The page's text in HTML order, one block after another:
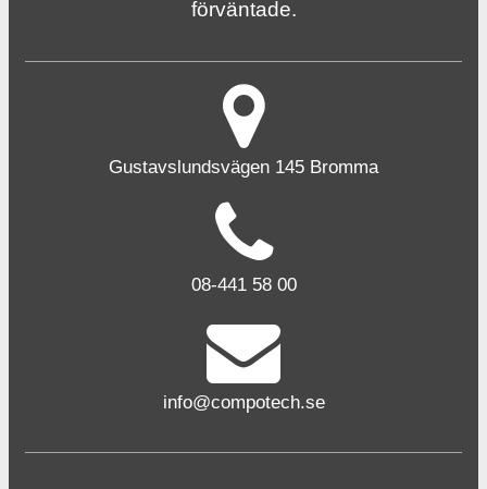
förväntade.
Gustavslundsvägen 145 Bromma
08-441 58 00
info@compotech.se